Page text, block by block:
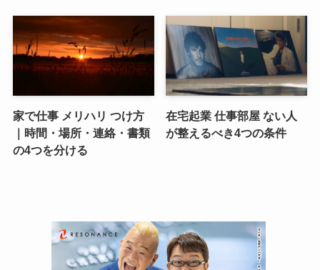
家で仕事 メリハリ つけ方
｜時間・場所・連絡・書類
の4つを分ける
在宅起業 仕事部屋 ない人
が整えるべき4つの条件